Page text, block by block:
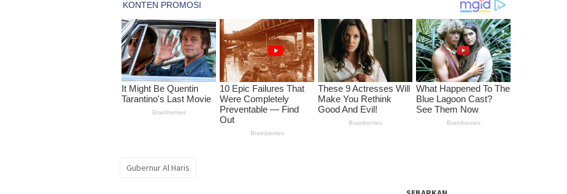
Gubernur Al Haris